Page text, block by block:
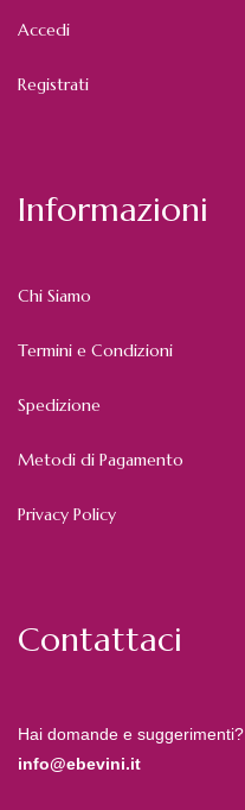
Accedi
Registrati
Informazioni
Chi Siamo
Termini e Condizioni
Spedizione
Metodi di Pagamento
Privacy Policy
Contattaci
Hai domande e suggerimenti?
info@ebevini.it